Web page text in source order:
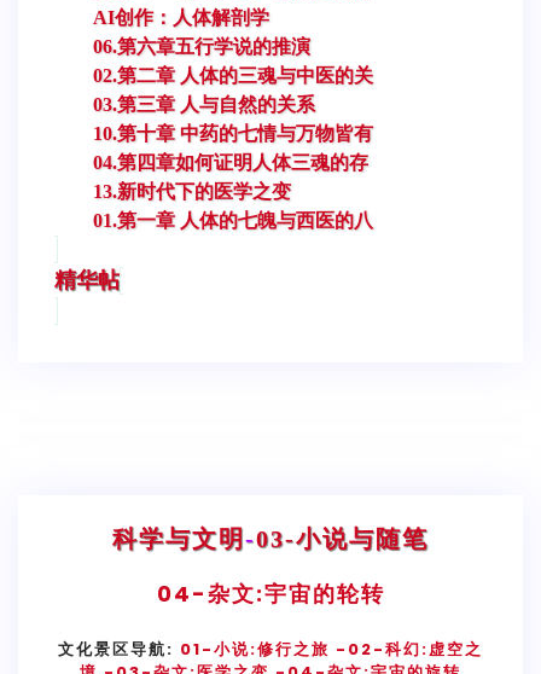
AI创作：人体解剖学
06.第六章五行学说的推演
02.第二章 人体的三魂与中医的关
03.第三章 人与自然的关系
10.第十章 中药的七情与万物皆有
04.第四章如何证明人体三魂的存
13.新时代下的医学之变
01.第一章 人体的七魄与西医的八
精华帖
科学与文明 -03-小说与随笔
04-杂文:宇宙的轮转
文化景区导航: 01-小说:修行之旅 -02-科幻:虚空之